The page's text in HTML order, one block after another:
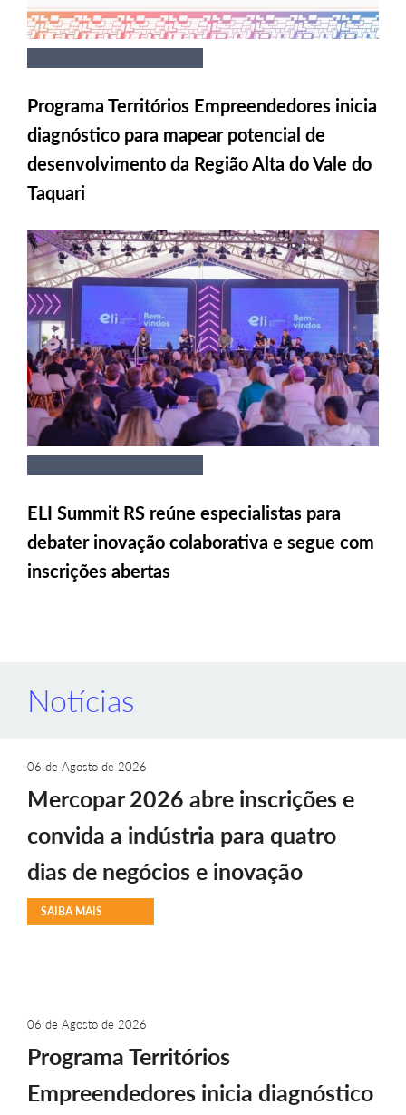
Programa Territórios Empreendedores inicia
diagnóstico para mapear potencial de
desenvolvimento da Região Alta do Vale do
Taquari
ELI Summit RS reúne especialistas para
debater inovação colaborativa e segue com
inscrições abertas
Notícias
06 de Agosto de 2026
Mercopar 2026 abre inscrições e
convida a indústria para quatro
dias de negócios e inovação
SAIBA MAIS
06 de Agosto de 2026
Programa Territórios
Empreendedores inicia diagnóstico